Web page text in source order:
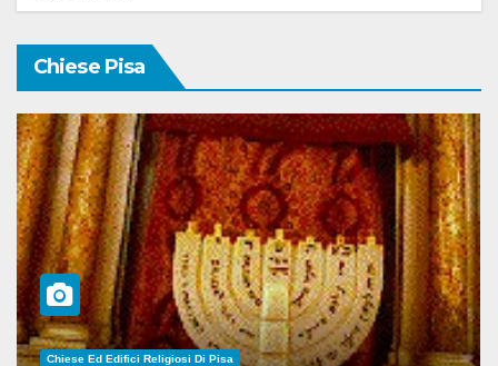
Chiese Pisa
Chiese Ed Edifici Religiosi Di Pisa